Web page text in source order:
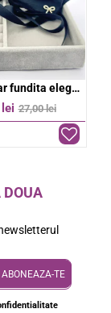
-19%Accesoriu par fundita eleganta
27,00 lei
ABONEAZA-TE